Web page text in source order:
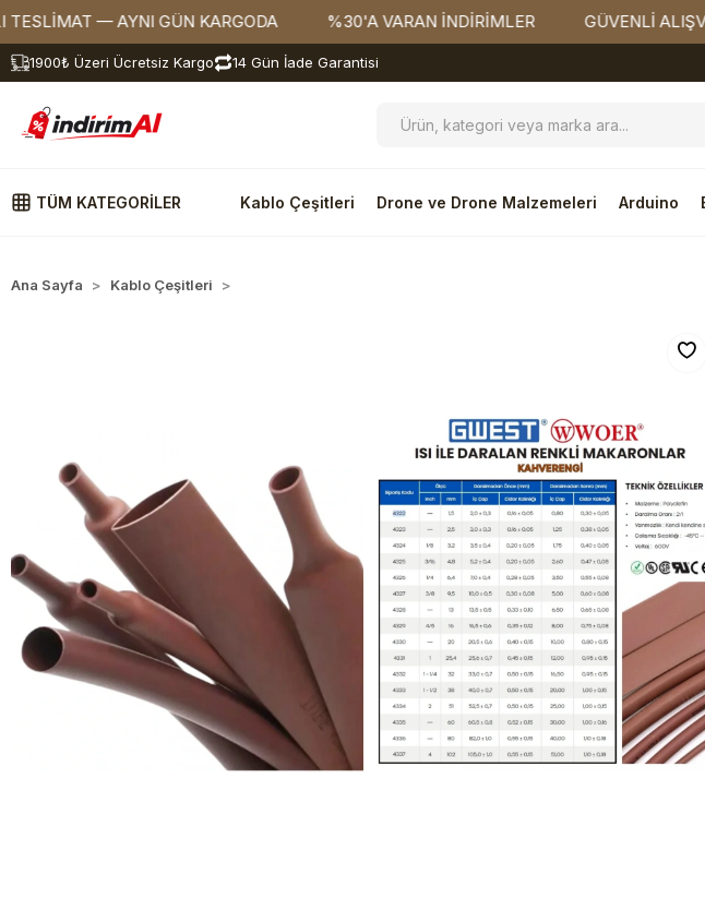
— AYNI GÜN KARGODA %30'A VARAN İNDİRİMLER GÜVENLİ ALIŞVERİŞ —
1900₺ Üzeri Ücretsiz Kargo 14 Gün İade Garantisi
TÜM KATEGORİLER Kablo Çeşitleri Drone ve Drone Malzemeleri Arduino
Ana Sayfa Kablo Çeşitleri